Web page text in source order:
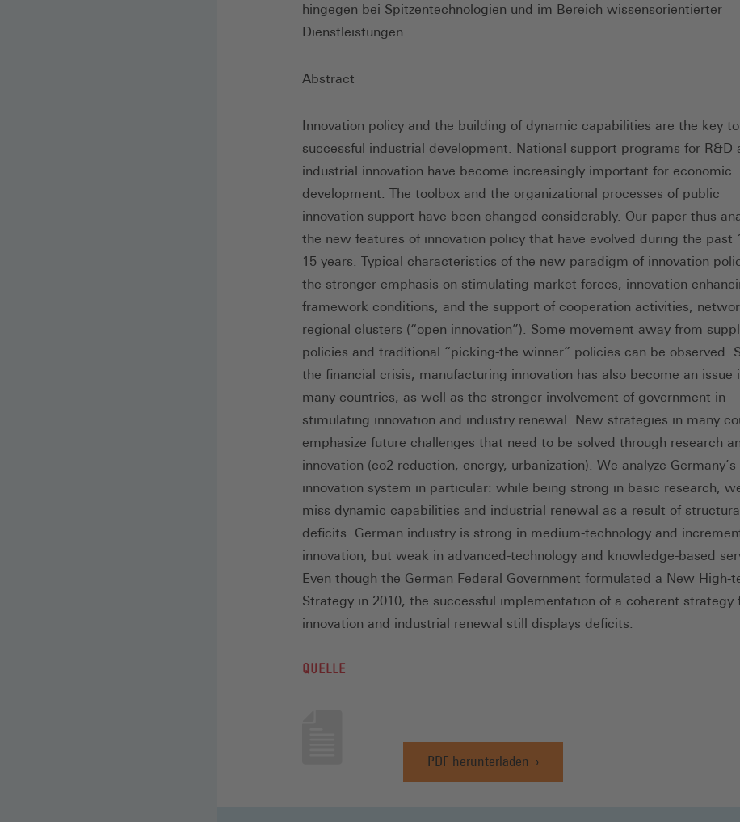
hingegen bei Spitzentechnologien und im Bereich wissensorientierter
Dienstleistungen.
Abstract
Innovation policy and the building of dynamic capabilities are the key to
successful industrial development. National support programs for R&D
industrial innovation have become increasingly important for economic
development. The toolbox and the organizational processes of public
innovation support have been changed considerably. Our paper thus
the new features of innovation policy that have evolved during the past
15 years. Typical characteristics of the new paradigm of innovation
the stronger emphasis on stimulating market forces, innovation-
framework conditions, and the support of cooperation activities,
regional clusters (“open innovation”). Some movement away from
policies and traditional “picking-the winner” policies can be observed.
the financial crisis, manufacturing innovation has also become an issue
many countries, as well as the stronger involvement of government in
stimulating innovation and industry renewal. New strategies in many
emphasize future challenges that need to be solved through research
innovation (co2-reduction, energy, urbanization). We analyze Germany’s
innovation system in particular: while being strong in basic research,
miss dynamic capabilities and industrial renewal as a result of
deficits. German industry is strong in medium-technology and
innovation, but weak in advanced-technology and knowledge-based
Even though the German Federal Government formulated a New High-
Strategy in 2010, the successful implementation of a coherent strategy
innovation and industrial renewal still displays deficits.
QUELLE
PDF herunterladen
(Öffnet
in